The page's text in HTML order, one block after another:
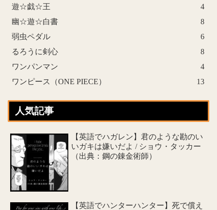
遊☆戯☆王
4
幽☆遊☆白書
8
弱虫ペダル
6
るろうに剣心
8
ワンパンマン
4
ワンピース（ONE PIECE）
13
人気記事
【英語でハガレン】君のような勘のい
いガキは嫌いだよ / ショウ・タッカー
（出典：鋼の錬金術師）
【英語でハンターハンター】死で償え